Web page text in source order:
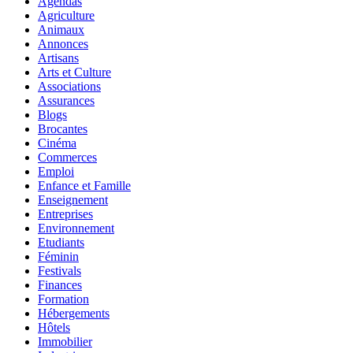
Agriculture
Animaux
Annonces
Artisans
Arts et Culture
Associations
Assurances
Blogs
Brocantes
Cinéma
Commerces
Emploi
Enfance et Famille
Enseignement
Entreprises
Environnement
Etudiants
Féminin
Festivals
Finances
Formation
Hébergements
Hôtels
Immobilier